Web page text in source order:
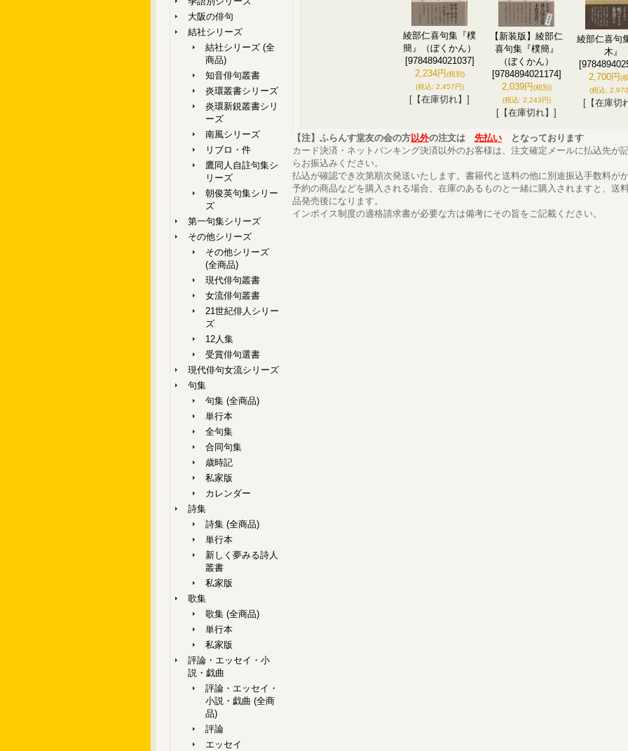
大阪の俳句
結社シリーズ
結社シリーズ (全
商品)
知音俳句叢書
炎環叢書シリーズ
炎環新鋭叢書シリ
ーズ
南風シリーズ
リブロ・件
鷹同人自註句集シ
リーズ
朝俊英句集シリー
ズ
第一句集シリーズ
その他シリーズ
その他シリーズ
(全商品)
現代俳句叢書
女流俳句叢書
21世紀俳人シリー
ズ
12人集
受賞俳句選書
現代俳句女流シリーズ
句集
句集 (全商品)
単行本
全句集
合同句集
歳時記
私家版
カレンダー
詩集
詩集 (全商品)
単行本
新しく夢みる詩人
叢書
私家版
歌集
歌集 (全商品)
単行本
私家版
評論・エッセイ・小
説・戯曲
評論・エッセイ・
小説・戯曲 (全商
品)
評論
エッセイ
綾部仁喜句集『樸
簡』（ぼくかん）
[9784894021037]
2,234円(税別)
(税込: 2,457円)
[【在庫切れ】]
【新装版】綾部仁
喜句集『樸簡』
（ぼくかん）
[9784894021174]
2,039円(税別)
(税込: 2,243円)
[【在庫切れ】]
綾部仁喜句
木』
2,700円(
(税込:
[【在庫切
【注】ふらんす堂友の会の方以外の注文は 先払い となっております
カード決済・ネットバンキング決済以外のお客様は、注文確定メールに払込先が
らお振込みください。
払込が確認でき次第順次発送いたします。書籍代と送料の他に別途振込手数料が
予約の商品などを購入される場合、在庫のあるものと一緒に購入されますと、送
品発売後になります。
インボイス制度の適格請求書が必要な方は備考にその旨をご記載ください。